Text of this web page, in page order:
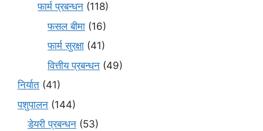
फार्म प्रबन्धन (118)
फसल बीमा (16)
फार्म सुरक्षा (41)
वित्तीय प्रबन्धन (49)
निर्यात (41)
पशुपालन (144)
डेयरी प्रबन्धन (53)